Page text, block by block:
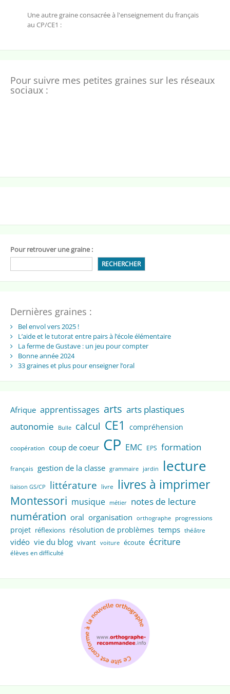
Une autre graine consacrée à l'enseignement du français
au CP/CE1 :
Pour suivre mes petites graines sur les réseaux
sociaux :
Pour retrouver une graine :
RECHERCHER
Dernières graines :
Bel envol vers 2025 !
L’aide et le tutorat entre pairs à l’école élémentaire
La ferme de Gustave : un jeu pour compter
Bonne année 2024
33 graines et plus pour enseigner l’oral
Afrique apprentissages arts arts plastiques
autonomie
Bulle calcul CE1 compréhension
coopération coup de coeur CP EMC EPS formation
français gestion de la classe grammaire jardin lecture
liaison GS/CP littérature livre livres à imprimer
Montessori musique métier notes de lecture
numération oral organisation orthographe progressions
projet réflexions résolution de problèmes temps théâtre
vidéo vie du blog vivant voiture écoute écriture
élèves en difficulté